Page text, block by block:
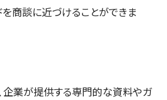
を商談に近づけることができま
企業が提供する専門的な資料やガ